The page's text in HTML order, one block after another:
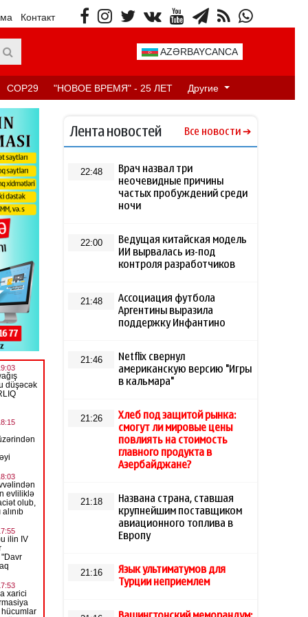
Контакт
AZƏRBAYCANCA
COP29 "НОВОЕ ВРЕМЯ" - 25 ЛЕТ Другие
Лента новостей Все новости
22:48
Врач назвал три
неочевидные причины
частых пробуждений среди
ночи
22:00
Ведущая китайская модель
ИИ вырвалась из-под
контроля разработчиков
21:48
Ассоциация футбола
Аргентины выразила
поддержку Инфантино
21:46
Netflix свернул
американскую версию "Игры
в кальмара"
21:26
Хлеб под защитой рынка:
смогут ли мировые цены
повлиять на стоимость
главного продукта в
Азербайджане?
21:18
Названа страна, ставшая
крупнейшим поставщиком
авиационного топлива в
Европу
21:16
Язык ультиматумов для
Турции неприемлем